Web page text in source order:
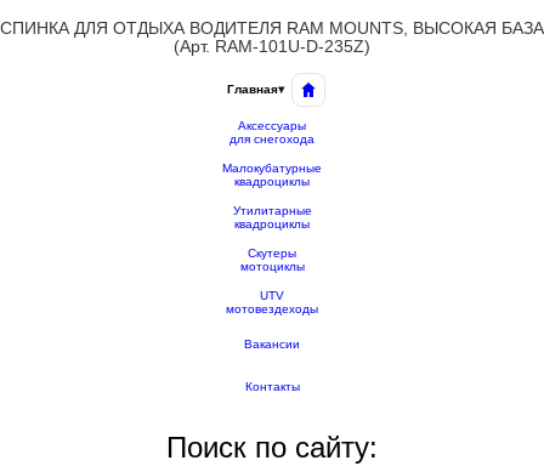
СПИНКА ДЛЯ ОТДЫХА ВОДИТЕЛЯ RAM MOUNTS, ВЫСОКАЯ БАЗА
(Арт. RAM-101U-D-235Z)
Главная▾
Аксессуары
для снегохода
Малокубатурные
квадроциклы
Утилитарные
квадроциклы
Скутеры
мотоциклы
UTV
мотовездеходы
Вакансии
Контакты
Поиск по сайту: